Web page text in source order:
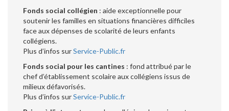
Fonds social collégien : aide exceptionnelle pour
soutenir les familles en situations financières difficiles
face aux dépenses de scolarité de leurs enfants
collégiens.
Plus d’infos surService-Public.fr
Fonds social pour les cantines : fond attribué par le
chef d’établissement scolaire aux collégiens issus de
milieux défavorisés.
Plus d’infos surService-Public.fr